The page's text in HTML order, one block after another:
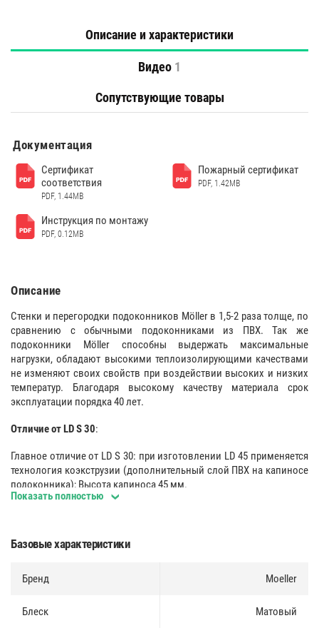
Описание и характеристики
Видео 1
Сопутствующие товары
Документация
Сертификат
соответствия
PDF, 1.44MB
Пожарный сертификат
PDF, 1.42MB
Инструкция по монтажу
PDF, 0.12MB
Описание
Стенки и перегородки подоконников Möller в 1,5-2 раза толще, по
сравнению с обычными подоконниками из ПВХ. Так же
подоконники Möller способны выдержать максимальные
нагрузки, обладают высокими теплоизолирующими качествами
не изменяют своих свойств при воздействии высоких и низких
температур. Благодаря высокому качеству материала срок
эксплуатации порядка 40 лет.
Отличие от LD S 30:
Главное отличие от LD S 30: при изготовлении LD 45 применяется
технология коэкструзии (дополнительный слой ПВХ на капиносе
подоконника); Высота капиноса 45 мм.
Подоконник Möller LD 40 производится из экологически
безопасного древесно полимерного композита Lignodur, который
высокое качество поверхности, дополнительную прочность,
длительный срок эксплуатации изделия.
Показать полностью
Базовые характеристики
Бренд Moeller
Блеск Матовый